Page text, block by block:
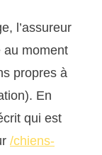
l’assureur
au moment
propres à
En
qui est
/chiens-